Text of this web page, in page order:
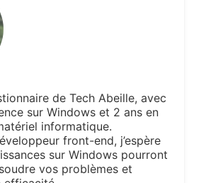
de Tech Abeille, avec
sur Windows et 2 ans en
informatique.
front-end, j’espère
sur Windows pourront
vos problèmes et